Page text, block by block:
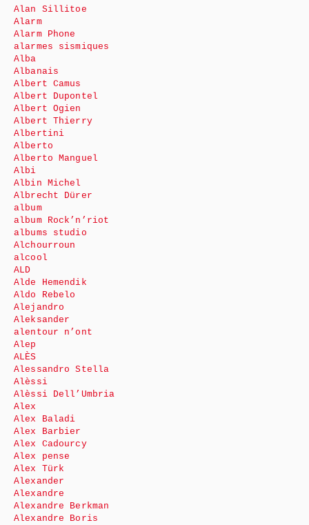
Alan Sillitoe
Alarm
Alarm Phone
alarmes sismiques
Alba
Albanais
Albert Camus
Albert Dupontel
Albert Ogien
Albert Thierry
Albertini
Alberto
Alberto Manguel
Albi
Albin Michel
Albrecht Dürer
album
album Rock’n’riot
albums studio
Alchourroun
alcool
ALD
Alde Hemendik
Aldo Rebelo
Alejandro
Aleksander
alentour n’ont
Alep
ALÈS
Alessandro Stella
Alèssi
Alèssi Dell’Umbria
Alex
Alex Baladi
Alex Barbier
Alex Cadourcy
Alex pense
Alex Türk
Alexander
Alexandre
Alexandre Berkman
Alexandre Boris